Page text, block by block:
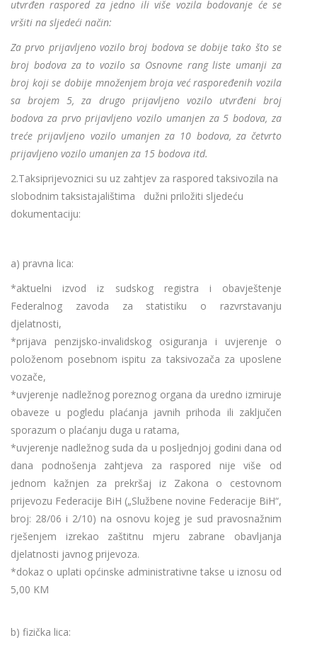
utvrđen raspored za jedno ili više vozila bodovanje će se
vršiti na sljedeći način:
Za prvo prijavljeno vozilo broj bodova se dobije tako što se
broj bodova za to vozilo sa Osnovne rang liste umanji za
broj koji se dobije množenjem broja već raspoređenih vozila
sa brojem 5, za drugo prijavljeno vozilo utvrđeni broj
bodova za prvo prijavljeno vozilo umanjen za 5 bodova, za
treće prijavljeno vozilo umanjen za 10 bodova, za četvrto
prijavljeno vozilo umanjen za 15 bodova itd.
2.Taksiprijevoznici su uz zahtjev za raspored taksivozila na
slobodnim taksistajalištima dužni priložiti sljedeću
dokumentaciju:
a) pravna lica:
*aktuelni izvod iz sudskog registra i obavještenje
Federalnog zavoda za statistiku o razvrstavanju
djelatnosti,
*prijava penzijsko-invalidskog osiguranja i uvjerenje o
položenom posebnom ispitu za taksivozača za uposlene
vozače,
*uvjerenje nadležnog poreznog organa da uredno izmiruje
obaveze u pogledu plaćanja javnih prihoda ili zaključen
sporazum o plaćanju duga u ratama,
*uvjerenje nadležnog suda da u posljednjoj godini dana od
dana podnošenja zahtjeva za raspored nije više od
jednom kažnjen za prekršaj iz Zakona o cestovnom
prijevozu Federacije BiH („Službene novine Federacije BiH“,
broj: 28/06 i 2/10) na osnovu kojeg je sud pravosnažnim
rješenjem izrekao zaštitnu mjeru zabrane obavljanja
djelatnosti javnog prijevoza.
*dokaz o uplati općinske administrativne takse u iznosu od
5,00 KM
b) fizička lica: